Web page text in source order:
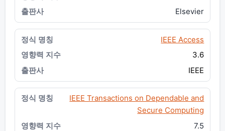
Elsevier
IEEE Access
3.6
IEEE
IEEE Transactions on Dependable and
Secure Computing
7.5